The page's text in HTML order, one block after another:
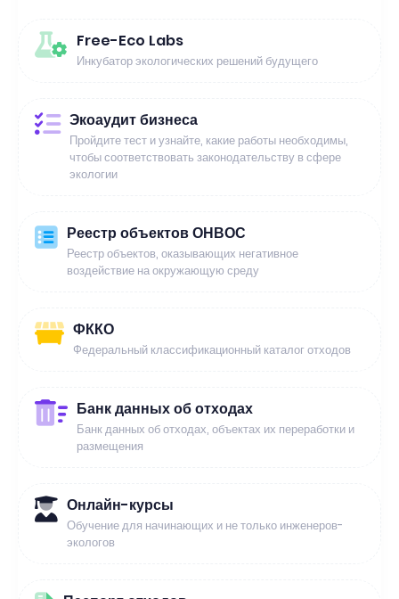
Free-Eco Labs
Инкубатор экологических решений будущего
Экоаудит бизнеса
Пройдите тест и узнайте, какие работы необходимы,
чтобы соответствовать законодательству в сфере
экологии
Реестр объектов ОНВОС
Реестр объектов, оказывающих негативное
воздействие на окружающую среду
ФККО
Федеральный классификационный каталог отходов
Банк данных об отходах
Банк данных об отходах, объектах их переработки и
размещения
Онлайн-курсы
Обучение для начинающих и не только инженеров-
экологов